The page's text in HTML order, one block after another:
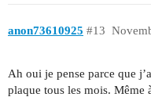
anon73610925 #13
Ah oui je pense parce que
plaque tous les mois. Même